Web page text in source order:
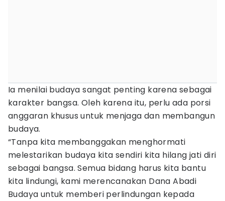
Ia menilai budaya sangat penting karena sebagai
karakter bangsa. Oleh karena itu, perlu ada porsi
anggaran khusus untuk menjaga dan membangun
budaya.
“Tanpa kita membanggakan menghormati
melestarikan budaya kita sendiri kita hilang jati diri
sebagai bangsa. Semua bidang harus kita bantu
kita lindungi, kami merencanakan Dana Abadi
Budaya untuk memberi perlindungan kepada